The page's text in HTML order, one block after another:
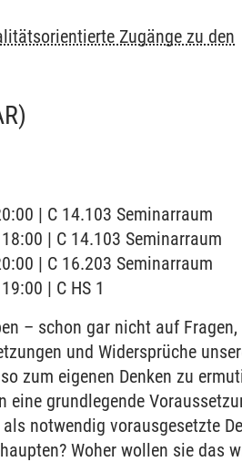
Zugänge zu den
| C 14.103 Seminarraum
| C 14.103 Seminarraum
| C 16.203 Seminarraum
| C HS 1
– schon gar nicht auf
und Widersprüche
zum eigenen Denken zu
grundlegende
notwendig vorausgesetzte
Woher wollen sie das